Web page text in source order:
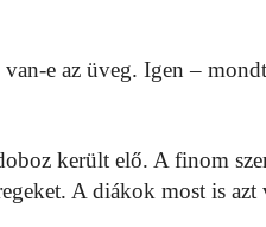
e az üveg. Igen –
került elő. A finom
A diákok most is